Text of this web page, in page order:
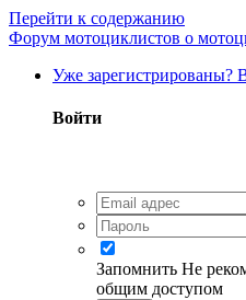
Перейти к содержанию
Форум мотоциклистов о
Уже зарегистрированы?
Войти
Запомнить Не
общим доступом